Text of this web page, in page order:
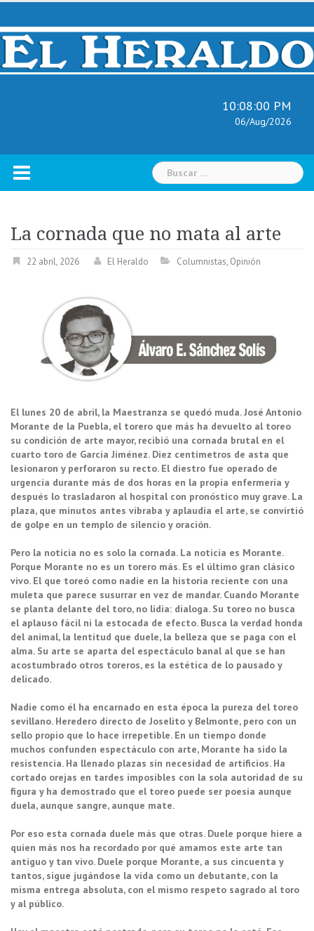
Skip
content
10:08:01 PM
06/Aug/2026
Buscar:
La cornada que no mata al arte
22 abril, 2026 El Heraldo Columnistas, Opinión
El lunes 20 de abril, la Maestranza se quedó muda. José Antonio
Morante de la Puebla, el torero que más ha devuelto al toreo
su condición de arte mayor, recibió una cornada brutal en el
cuarto toro de García Jiménez. Diez centímetros de asta que
lesionaron y perforaron su recto. El diestro fue operado de
urgencia durante más de dos horas en la propia enfermería y
después lo trasladaron al hospital con pronóstico muy grave. La
plaza, que minutos antes vibraba y aplaudía el arte, se convirtió
de golpe en un templo de silencio y oración.
Pero la noticia no es solo la cornada. La noticia es Morante.
Porque Morante no es un torero más. Es el último gran clásico
vivo. El que toreó como nadie en la historia reciente con una
muleta que parece susurrar en vez de mandar. Cuando Morante
se planta delante del toro, no lidia: dialoga. Su toreo no busca
el aplauso fácil ni la estocada de efecto. Busca la verdad honda
del animal, la lentitud que duele, la belleza que se paga con el
alma. Su arte se aparta del espectáculo banal al que se han
acostumbrado otros toreros, es la estética de lo pausado y
delicado.
Nadie como él ha encarnado en esta época la pureza del toreo
sevillano. Heredero directo de Joselito y Belmonte, pero con un
sello propio que lo hace irrepetible. En un tiempo donde
muchos confunden espectáculo con arte, Morante ha sido la
resistencia. Ha llenado plazas sin necesidad de artificios. Ha
cortado orejas en tardes imposibles con la sola autoridad de su
figura y ha demostrado que el toreo puede ser poesía aunque
duela, aunque sangre, aunque mate.
Por eso esta cornada duele más que otras. Duele porque hiere a
quien más nos ha recordado por qué amamos este arte tan
antiguo y tan vivo. Duele porque Morante, a sus cincuenta y
tantos, sigue jugándose la vida como un debutante, con la
misma entrega absoluta, con el mismo respeto sagrado al toro
y al público.